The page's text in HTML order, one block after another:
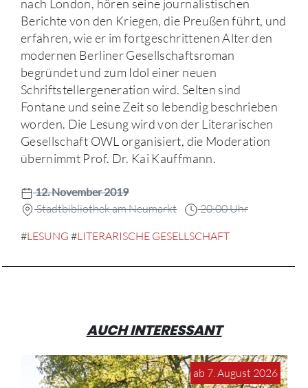
nach London, hören seine journalistischen
Berichte von den Kriegen, die Preußen führt, und
erfahren, wie er im fortgeschrittenen Alter den
modernen Berliner Gesellschaftsroman
begründet und zum Idol einer neuen
Schriftstellergeneration wird. Selten sind
Fontane und seine Zeit so lebendig beschrieben
worden. Die Lesung wird von der Literarischen
Gesellschaft OWL organisiert, die Moderation
übernimmt Prof. Dr. Kai Kauffmann.
12. November 2019
Stadtbibliothek am Neumarkt 20:00 Uhr
#LESUNG #LITERARISCHE GESELLSCHAFT
AUCH INTERESSANT
ab 7. August 2026